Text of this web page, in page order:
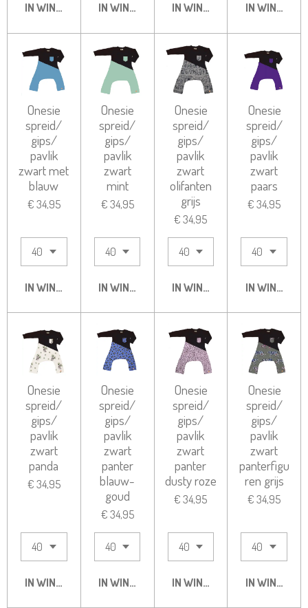
IN WINKELWAGENIN WINKELWAGENIN WINKELWAGEN
IN
Onesie
spreid/
gips/
pavlik
zwart met
blauw
€ 34,95
IN WINKELWAGEN
Onesie
spreid/
gips/
pavlik
zwart
mint
€ 34,95
IN WINKELWAGEN
Onesie
spreid/
gips/
pavlik
zwart
olifanten
grijs
€ 34,95
IN WINKELWAGEN
Onesie
spreid/
gips/
pavlik
zwart
paars
€ 34,95
IN
Onesie
spreid/
gips/
pavlik
zwart
panda
€ 34,95
IN WINKELWAGEN
Onesie
spreid/
gips/
pavlik
zwart
panter
blauw-
goud
€ 34,95
IN WINKELWAGEN
Onesie
spreid/
gips/
pavlik
zwart
panter
dusty roze
€ 34,95
IN WINKELWAGEN
Onesie
spreid/
gips/
pavlik
zwart
panterfigu
ren grijs
€ 34,95
IN